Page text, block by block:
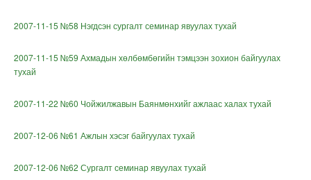
2007-11-15 №58 Нэгдсэн сургалт семинар явуулах тухай
2007-11-15 №59 Ахмадын хөлбөмбөгийн тэмцээн зохион байгуулах
тухай
2007-11-22 №60 Чойжилжавын Баянмөнхийг ажлаас халах тухай
2007-12-06 №61 Ажлын хэсэг байгуулах тухай
2007-12-06 №62 Сургалт семинар явуулах тухай